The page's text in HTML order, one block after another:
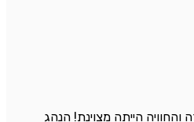
הייתה מצוינת! הנהג